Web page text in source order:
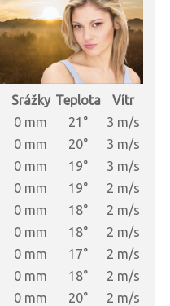
Srážky Teplota
Vítr
0 mm 21°
3 m/s
0 mm 20°
3 m/s
0 mm 19°
3 m/s
0 mm 19°
2 m/s
0 mm 18°
2 m/s
0 mm 18°
2 m/s
0 mm 17°
2 m/s
0 mm 18°
2 m/s
0 mm 20°
2 m/s